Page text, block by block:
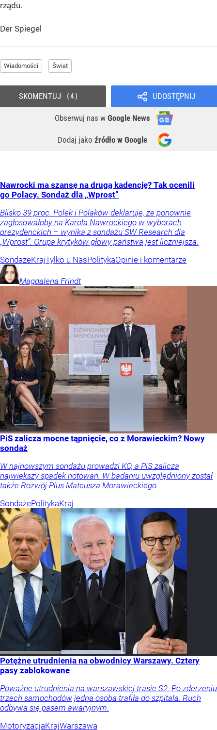
rządu.
Der Spiegel
Wiadomości Świat
UDOSTĘPNIJ
Obserwuj nas w Google News
Dodaj jako źródło w Google
SKOMENTUJ 4
Nawrocki ma szansę na drugą kadencję? Tak ocenili
go Polacy. Sondaż dla „Wprost”
Blisko 39 proc. Polek i Polaków deklaruje, że ponownie
zagłosowałoby na Karola Nawrockiego w wyborach
prezydenckich – wynika z sondażu SW Research dla
„Wprost”. Grupa krytyków głowy państwa jest liczniejsza.
SondażeKrajTylko u NasPolitykaOpinie i komentarze
Magdalena Frindt
PiS zalicza mocne tąpnięcie, co z Morawieckim? Nowy
sondaż
W najnowszym sondażu prowadzi KO, a PiS zalicza
największy spadek notowań. W badaniu uwzględniony został
także Rozwój Plus Mateusza Morawieckiego.
SondażePolitykaKraj
Potężne utrudnienia na obwodnicy Warszawy. Cztery
pasy zablokowane
Poważne utrudnienia na warszawskiej trasie S2. Po zderzeniu
trzech samochodów jedna osoba trafiła do szpitala. Ruch
odbywa się pasem awaryjnym.
MotoryzacjaKrajWarszawa